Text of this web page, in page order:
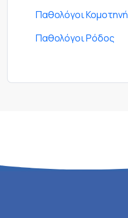
Παθολόγοι Κομοτηνή
Παθολόγοι Ρόδος